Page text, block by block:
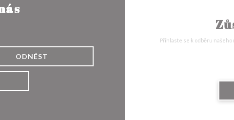
ODNÉST
Přihlaste se k odběru